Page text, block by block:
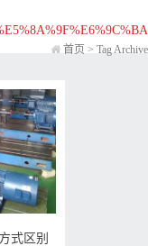
首页 > Tag
式区别